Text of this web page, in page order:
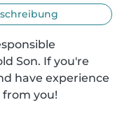
Son. If you're
have experience
you!